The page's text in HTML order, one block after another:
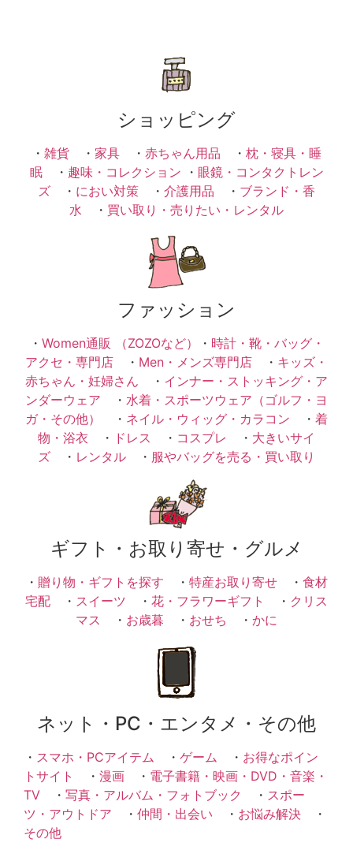
ショッピング
・ 雑貨 ・ 家具 ・ 赤ちゃん用品 ・ 枕・寝具・睡
眠・ 趣味・コレクション ・ 眼鏡・コンタクトレン
ズ ・ におい対策 ・ 介護用品 ・ ブランド・香
水 ・ 買い取り・売りたい・レンタル
ファッション
・ Women通販 （ZOZOなど） ・ 時計・靴・バッグ・
アクセ・専門店 ・ Men・メンズ専門店 ・ キッズ・
赤ちゃん・妊婦さん ・ インナー・ストッキング・ア
ンダーウェア ・ 水着・スポーツウェア（ゴルフ・ヨ
ガ・その他）
・ ネイル・ウィッグ・カラコン ・ 着
物・浴衣 ・ ドレス ・ コスプレ ・ 大きいサイ
ズ ・ レンタル ・ 服やバッグを売る・買い取り
ギフト・お取り寄せ・グルメ
・ 贈り物・ギフトを探す ・ 特産お取り寄せ ・ 食材
宅配 ・ スイーツ ・ 花・フラワーギフト ・ クリス
マス ・ お歳暮 ・ おせち ・ かに
ネット・PC・エンタメ・その他
・ スマホ・PCアイテム ・ ゲーム ・ お得なポイン
トサイト
・ 漫画 ・ 電子書籍・映画・DVD・音楽・
TV ・ 写真・アルバム・フォトブック ・ スポー
ツ・アウトドア ・ 仲間・出会い ・ お悩み解決 ・
その他